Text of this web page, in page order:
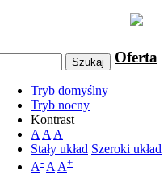
Szukaj
Tryb domyślny
Tryb nocny
Kontrast
A A A
Stały układ Szeroki układ
A- A A+
Oferta